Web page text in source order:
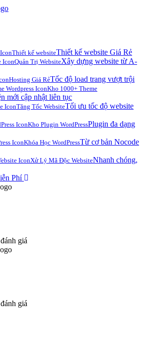
Thiết kế websiteThiết kế website Giá Rẻ
Quản Trị WebsiteXây dựng website từ A-
Hosting Giá RẻTốc độ load trang vượt trội
Kho 1000+ Theme
mới cập nhật liên tục
Tăng Tốc WebsiteTối ưu tốc độ website
Kho Plugin WordPressPlugin đa dạng
Khóa Học WordPressTừ cơ bản Nocode
Xử Lý Mã Độc WebsiteNhanh chóng,
Phí
đánh giá
đánh giá